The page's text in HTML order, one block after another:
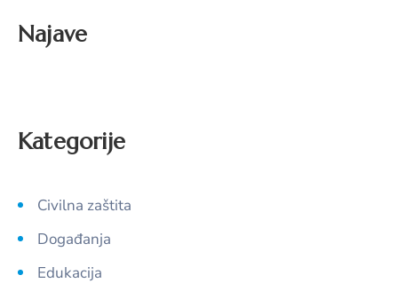
Najave
Kategorije
Civilna zaštita
Događanja
Edukacija